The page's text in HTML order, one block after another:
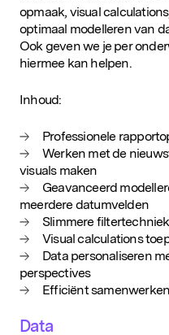
opmaak, visual
optimaal modelleren van
Ook geven we je per
hiermee kan helpen.
Inhoud:
Professionele
Werken met de
visuals maken
Geavanceerd
meerdere datumvelden
Slimmere
Visual calculations
Data personaliseren
perspectives
Efficiënt
Data